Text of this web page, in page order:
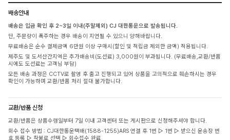
배송안내
배송은 입금 확인 후 2~3일 이내(주말제외) CJ 대한통운으로 발송됩니다.
단, 주문량이 폭주하는 경우 배송이 지연될 수 있으니 양해바랍니다.
무료배송은 순수 결제금액 6만원 이상 구매시(할인 및 적립금 제외한 금액) 적용됩니다.
제주도 및 도서산간지역은 추가배송비(도선료) 3,000원이 부과됩니다. (무료배송,교환/반품
시에도 도선료는 고객님 부담)
모든 배송 과정은 CCTV로 촬영 후 출고 진행되고 있어 상품을 고의적으로 훼손하시는 경우
확인이 가능하며 교환/반품 처리 절대 불가합니다.
교환/반품 신청
교환/반품은 상품수령일부터 7일 이내 고객센터 또는 게시판으로 신청해주셔야 합니다.
회수 접수 방법 : CJ대한통운택배(1588-1255)ARS 연결 후 1번 ▷ 1번 ▷ 받으신 운송장 번
호 등록 ▷ 착불로 선택 ▷ 회수접수 완료